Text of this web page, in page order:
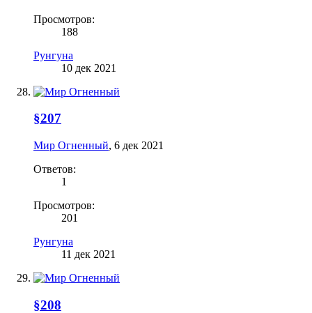
Просмотров:
188
Рунгуна
10 дек 2021
§207
Мир Огненный, 6 дек 2021
Ответов:
1
Просмотров:
201
Рунгуна
11 дек 2021
§208